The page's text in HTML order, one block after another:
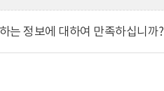
는 정보에 대하여 만족하십니까?